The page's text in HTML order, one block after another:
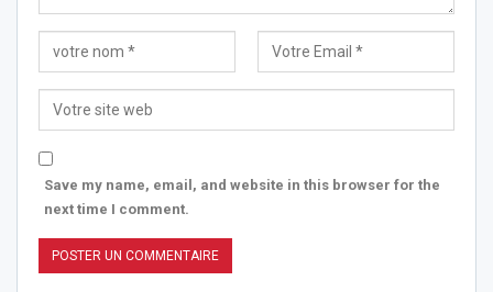
Save my name, email, and website in this browser for the
next time I comment.